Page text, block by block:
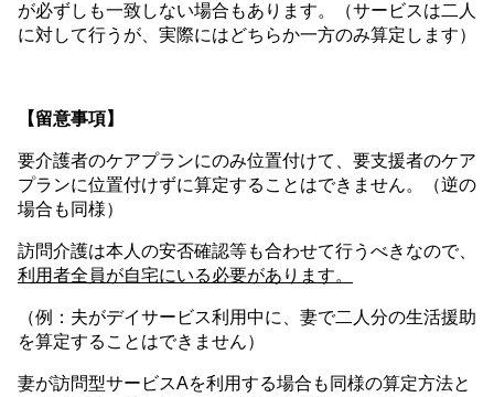
が必ずしも一致しない場合もあります。（サービスは二人
に対して行うが、実際にはどちらか一方のみ算定します）
【留意事項】
要介護者のケアプランにのみ位置付けて、要支援者のケア
プランに位置付けずに算定することはできません。（逆の
場合も同様）
訪問介護は本人の安否確認等も合わせて行うべきなので、
利用者全員が自宅にいる必要があります。
（例：夫がデイサービス利用中に、妻で二人分の生活援助
を算定することはできません）
妻が訪問型サービスAを利用する場合も同様の算定方法と